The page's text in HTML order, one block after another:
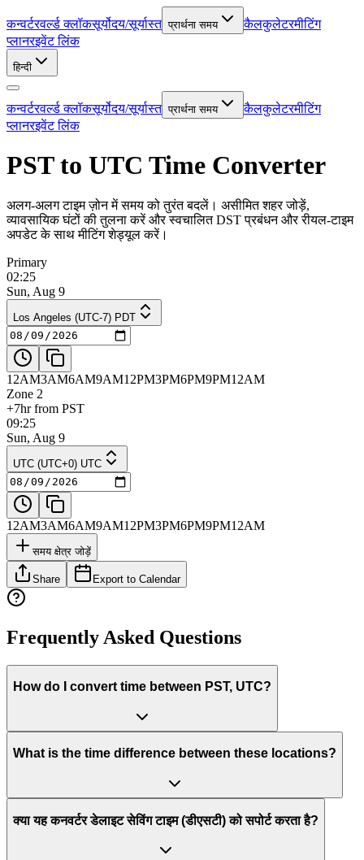
कन्वर्टरवर्ल्ड क्लॉकसूर्योदय/सूर्यास्त प्रार्थना समय कैलकुलेटरमीटिंग
प्लानरइवेंट लिंक
हिन्दी
कन्वर्टरवर्ल्ड क्लॉकसूर्योदय/सूर्यास्त प्रार्थना समय कैलकुलेटरमीटिंग
प्लानरइवेंट लिंक
PST to UTC Time Converter
अलग-अलग टाइम ज़ोन में समय को तुरंत बदलें। असीमित शहर जोड़ें,
व्यावसायिक घंटों की तुलना करें और स्वचालित DST प्रबंधन और रीयल-टाइम
अपडेट के साथ मीटिंग शेड्यूल करें।
Primary
02:25
Sun, Aug 9
Los Angeles (UTC-7) PDT
12AM3AM6AM9AM12PM3PM6PM9PM12AM
Zone 2
+7hr from PST
09:25
Sun, Aug 9
UTC (UTC+0) UTC
12AM3AM6AM9AM12PM3PM6PM9PM12AM
समय क्षेत्र जोड़ें
Share Export to Calendar
Frequently Asked Questions
How do I convert time between PST, UTC?
What is the time difference between these locations?
क्या यह कनवर्टर डेलाइट सेविंग टाइम (डीएसटी) को सपोर्ट करता है?